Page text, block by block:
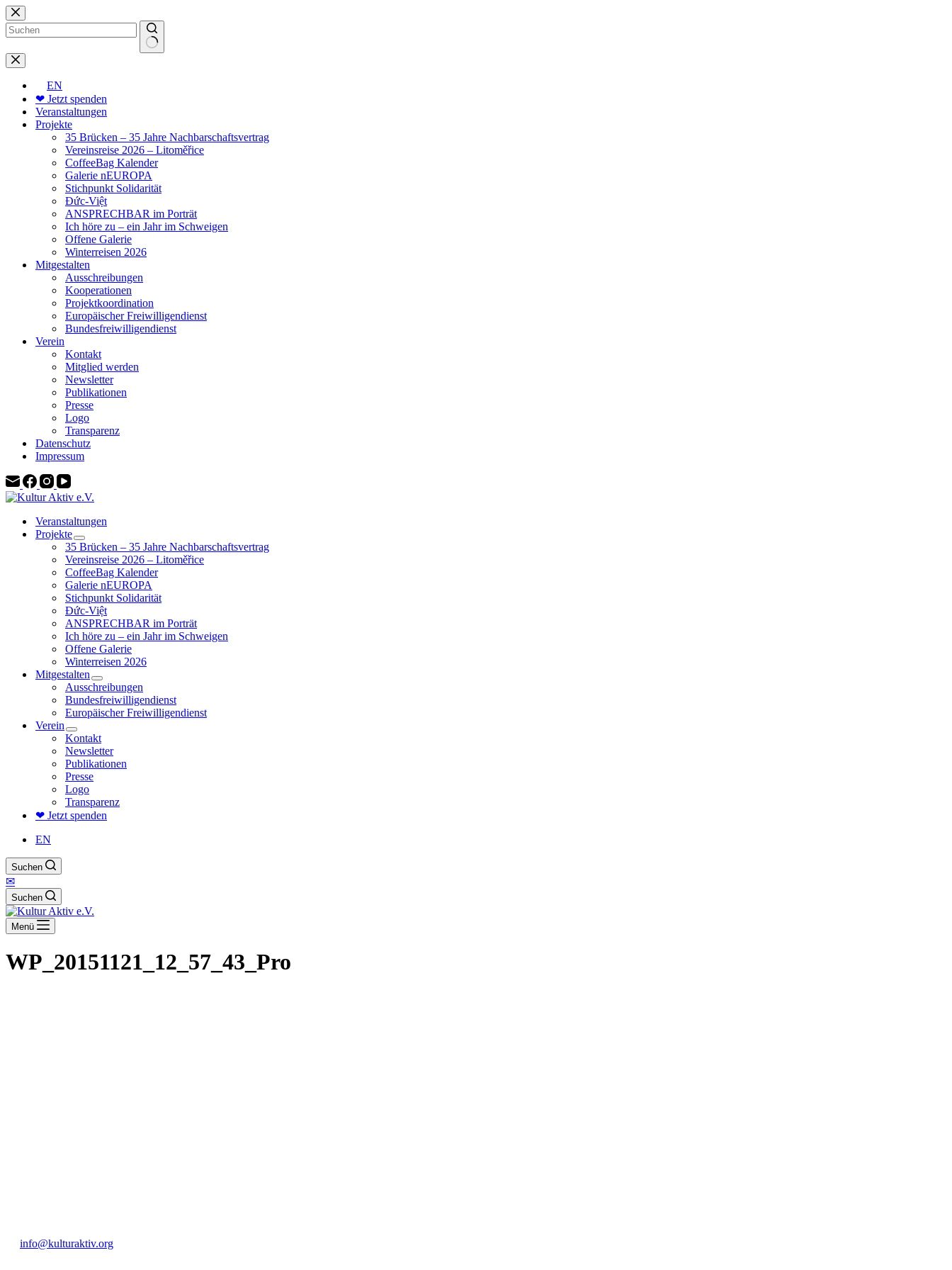
Zum
Inhalt
springen
Keine
Ergebnisse
EN
❤ Jetzt spenden
Veranstaltungen
Projekte
35 Brücken – 35 Jahre Nachbarschaftsvertrag
Vereinsreise 2026 – Litoměřice
CoffeeBag Kalender
Galerie nEUROPA
Stichpunkt Solidarität
Đức-Việt
ANSPRECHBAR im Porträt
Ich höre zu – ein Jahr im Schweigen
Offene Galerie
Winterreisen 2026
Mitgestalten
Ausschreibungen
Kooperationen
Projektkoordination
Europäischer Freiwilligendienst
Bundesfreiwilligendienst
Verein
Kontakt
Mitglied werden
Newsletter
Publikationen
Presse
Logo
Transparenz
Datenschutz
Impressum
Veranstaltungen
Projekte
35 Brücken – 35 Jahre Nachbarschaftsvertrag
Vereinsreise 2026 – Litoměřice
CoffeeBag Kalender
Galerie nEUROPA
Stichpunkt Solidarität
Đức-Việt
ANSPRECHBAR im Porträt
Ich höre zu – ein Jahr im Schweigen
Offene Galerie
Winterreisen 2026
Mitgestalten
Ausschreibungen
Bundesfreiwilligendienst
Europäischer Freiwilligendienst
Verein
Kontakt
Newsletter
Publikationen
Presse
Logo
Transparenz
❤ Jetzt spenden
EN
Suchen
✉
Suchen
Menü
WP_20151121_12_57_43_Pro
info@kulturaktiv.org